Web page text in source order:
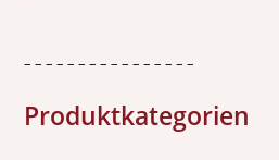
– – – – – – – – – – – – – – – –
Produktkategorien